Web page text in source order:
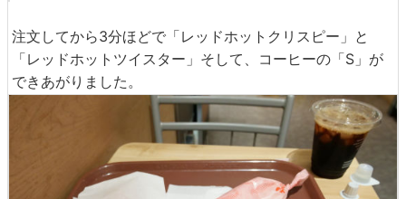
注文してから3分ほどで「レッドホットクリスピー」と
「レッドホットツイスター」そして、コーヒーの「S」が
できあがりました。